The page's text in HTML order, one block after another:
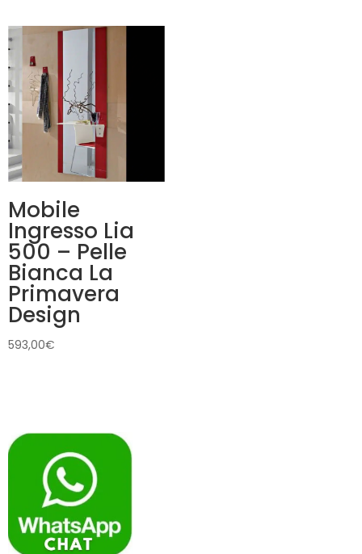
Mobile
Ingresso Lia
500 – Pelle
Bianca La
Primavera
Design
593,00€